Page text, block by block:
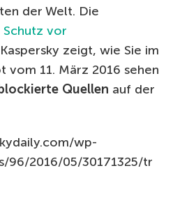
der Welt. Die
Schutz vor
zeigt, wie Sie im
vom 11. März 2016 sehen
Quellen auf der
wp-
96/2016/05/30171325/tr